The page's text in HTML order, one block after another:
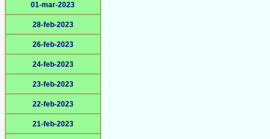
01-mar-2023
28-feb-2023
26-feb-2023
24-feb-2023
23-feb-2023
22-feb-2023
21-feb-2023